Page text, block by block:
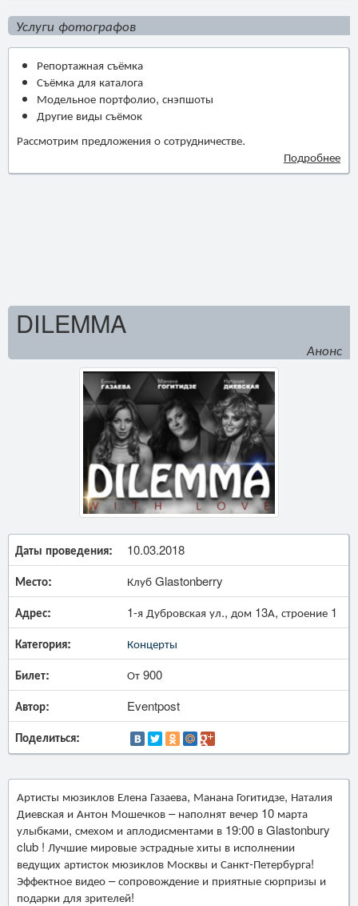
Услуги фотографов
Репортажная съёмка
Съёмка для каталога
Модельное портфолио, снэпшоты
Другие виды съёмок
Рассмотрим предложения о сотрудничестве.
Подробнее
DILEMMA
Анонс
Даты проведения: 10.03.2018
Место: Клуб Glastonberry
Адрес: 1-я Дубровская ул., дом 13А, строение 1
Категория: Концерты
Билет: От 900
Автор: Eventpost
Поделиться:
Артисты мюзиклов Елена Газаева, Манана Гогитидзе, Наталия
Диевская и Антон Мошечков – наполнят вечер 10 марта
улыбками, смехом и аплодисментами в 19:00 в Glastonbury
club ! Лучшие мировые эстрадные хиты в исполнении
ведущих артисток мюзиклов Москвы и Санкт-Петербурга!
Эффектное видео – сопровождение и приятные сюрпризы и
подарки для зрителей!